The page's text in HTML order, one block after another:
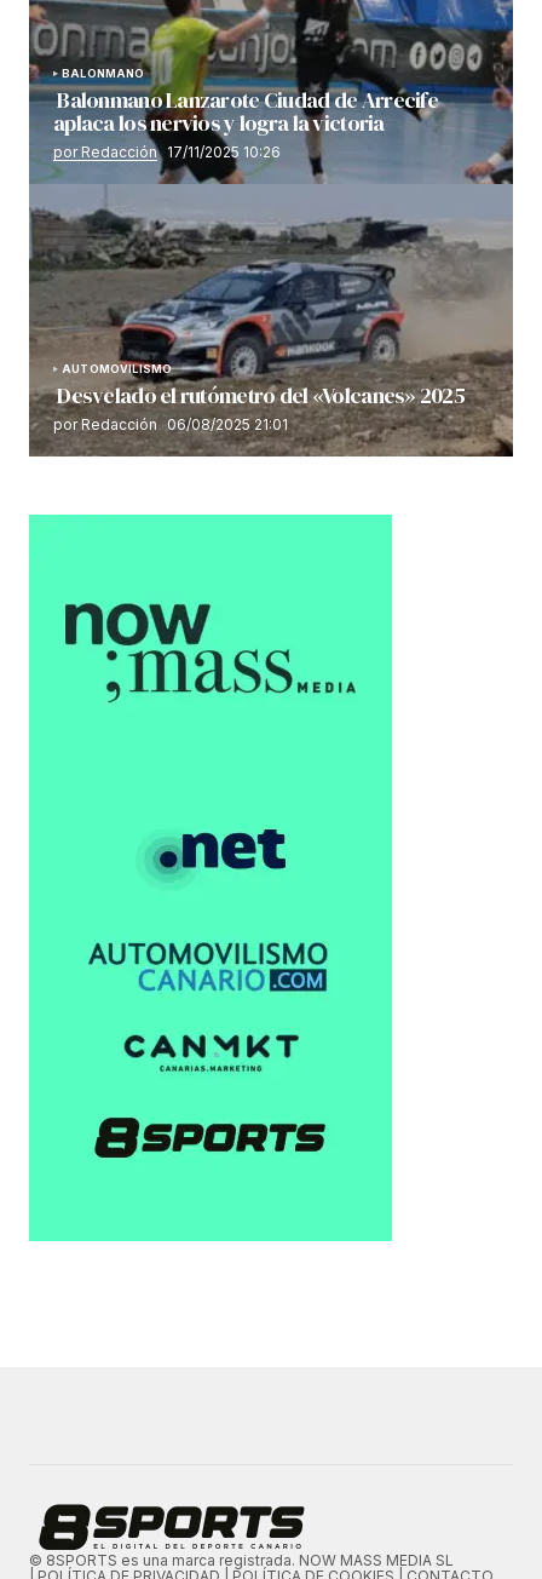
BALONMANO
Balonmano Lanzarote Ciudad de Arrecife
aplaca los nervios y logra la victoria
por Redacción 17/11/2025 10:26
AUTOMOVILISMO
Desvelado el rutómetro del «Volcanes» 2025
por Redacción 06/08/2025 21:01
© 8SPORTS es una marca registrada. NOW MASS MEDIA SL